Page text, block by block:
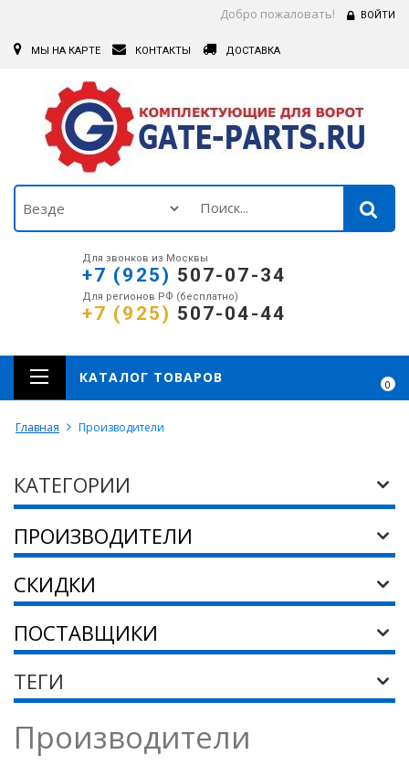
Добро пожаловать! ВОЙТИ
МЫ НА КАРТЕ КОНТАКТЫ ДОСТАВКА
Для звонков из Москвы
+7 (925) 507-07-34
Для регионов РФ (бесплатно)
+7 (925) 507-04-44
0
КАТАЛОГ ТОВАРОВ
Главная Производители
КАТЕГОРИИ
ПРОИЗВОДИТЕЛИ
СКИДКИ
ПОСТАВЩИКИ
ТЕГИ
Производители